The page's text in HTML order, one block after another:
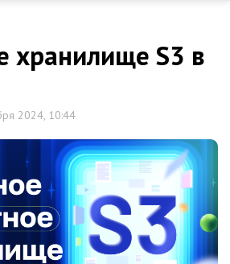
хранилище S3 в
2024, 10:44